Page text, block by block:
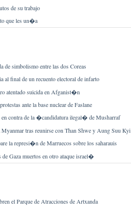
de su trabajo
que les un�a
de simbolismo entre las dos Coreas
al final de un recuento electoral de infarto
atentado suicida en Afganist�n
ante la base nuclear de Faslane
contra de la �candidatura ilegal� de Musharraf
tras reunirse con Than Shwe y Aung Suu Kyi
la represi�n de Marruecos sobre los saharauis
Gaza muertos en otro ataque israel�
el Parque de Atracciones de Artxanda